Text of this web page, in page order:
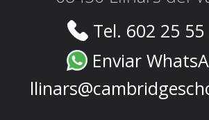
Tel. 602 25
Enviar